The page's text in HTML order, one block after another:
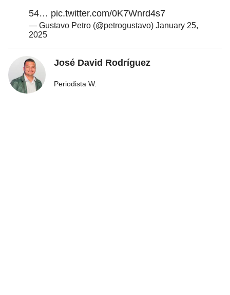
54… pic.twitter.com/0K7Wnrd4s7
— Gustavo Petro (@petrogustavo) January 25,
2025
José David Rodríguez
Periodista W.